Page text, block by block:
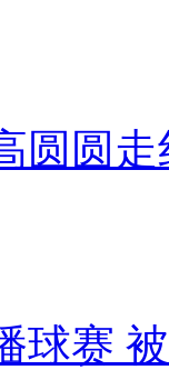
圆圆走
球赛